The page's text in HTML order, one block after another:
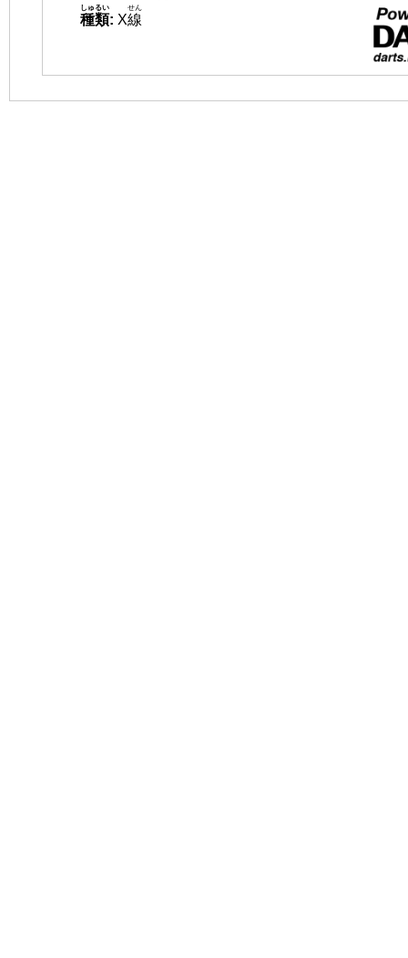
種類
しゅるい
: X線
せん